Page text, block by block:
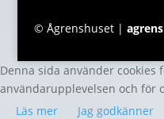
© Ågrenshuset |
Denna sida använder cookies
användarupplevelsen och för
Läs mer
Jag godkänner